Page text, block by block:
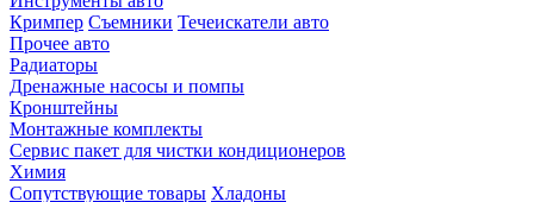
Кримпер Съемники Течеискатели авто
Прочее авто
Радиаторы
Дренажные насосы и помпы
Кронштейны
Монтажные комплекты
Сервис пакет для чистки кондиционеров
Химия
Сопутствующие товары Хладоны